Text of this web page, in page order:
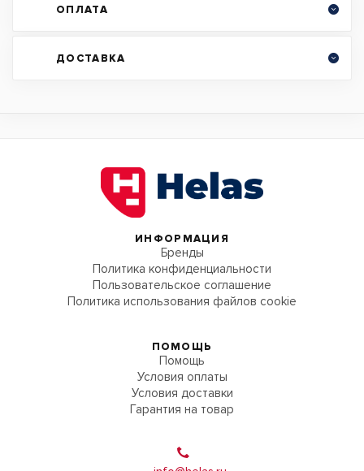
ОПЛАТА
ДОСТАВКА
ИНФОРМАЦИЯ
Бренды
Политика конфиденциальности
Пользовательское соглашение
Политика использования файлов cookie
ПОМОЩЬ
Помощь
Условия оплаты
Условия доставки
Гарантия на товар